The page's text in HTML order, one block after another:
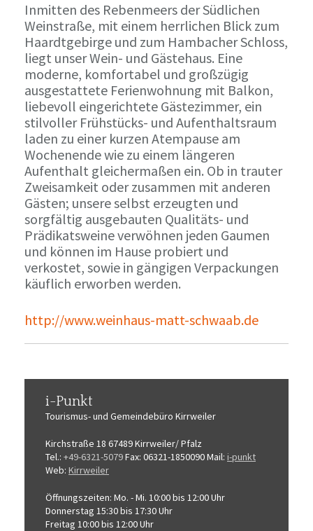
Inmitten des Rebenmeers der Südlichen
Weinstraße, mit einem herrlichen Blick zum
Haardtgebirge und zum Hambacher Schloss,
liegt unser Wein- und Gästehaus. Eine
moderne, komfortabel und großzügig
ausgestattete Ferienwohnung mit Balkon,
liebevoll eingerichtete Gästezimmer, ein
stilvoller Frühstücks- und Aufenthaltsraum
laden zu einer kurzen Atempause am
Wochenende wie zu einem längeren
Aufenthalt gleichermaßen ein. Ob in trauter
Zweisamkeit oder zusammen mit anderen
Gästen; unsere selbst erzeugten und
sorgfältig ausgebauten Qualitäts- und
Prädikatsweine verwöhnen jeden Gaumen
und können im Hause probiert und
verkostet, sowie in gängigen Verpackungen
käuflich erworben werden.
http://www.weinhaus-matt-schwaab.de
i-Punkt
Tourismus-und Gemeindebüro Kirrweiler
Kirchstraße 18 67489 Kirrweiler/ Pfalz
Tel.: +49-6321-5079Fax: 06321-1850090Mail: i-punkt
Web: Kirrweiler
Öffnungszeiten: Mo. - Mi. 10:00 bis 12:00 Uhr
Donnerstag 15:30 bis 17:30 Uhr
Freitag 10:00 bis 12:00 Uhr